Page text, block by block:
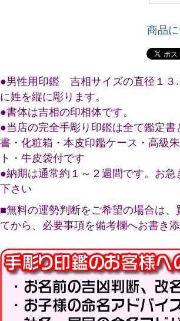
商品
●男性用印鑑 吉相サイズの直径１３.
に姓を縦に彫ります。
●書体は吉相の印相体です。
●当店の完全手彫り印鑑は全て鑑定書
書・化粧箱・本皮印鑑ケース・高級
ト・牛皮袋付です
●納期は通常約１～２週間です。お急
下さい
■無料の運勢判断をご希望の場合は、
てから、必要事項を備考欄へお書き添
キーワード